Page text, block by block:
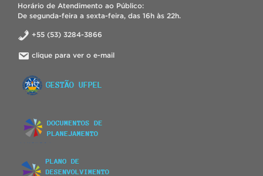
Horário de Atendimento ao Público:
De segunda-feira a sexta-feira, das 16h às 22h.
+55 (53) 3284-3866
clique para ver o e-mail